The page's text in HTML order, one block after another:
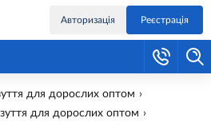
Авторизація Реєстрація
для дорослих оптом
для дорослих оптом